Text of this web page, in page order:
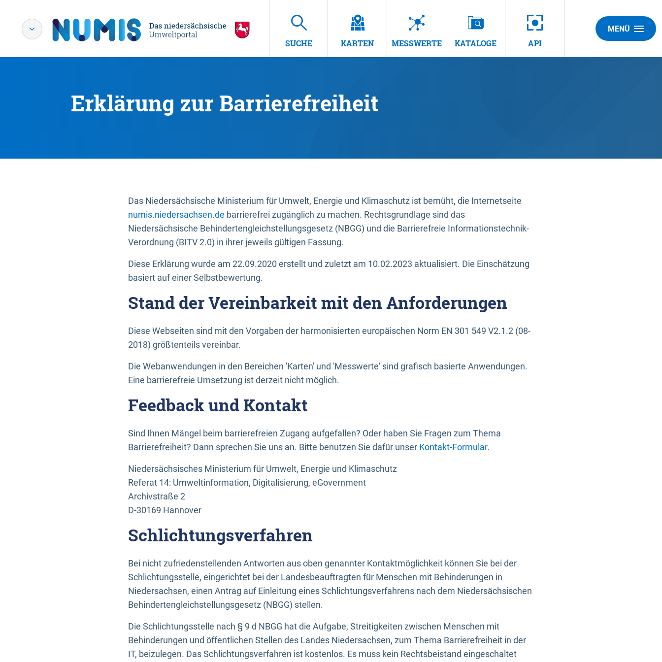
SUCHE KARTEN MESSWERTE KATALOGE API
MENÜ
Erklärung zur Barrierefreiheit
Das Niedersächsische Ministerium für Umwelt, Energie und Klimaschutz ist bemüht, die Internetseite
numis.niedersachsen.de barrierefrei zugänglich zu machen. Rechtsgrundlage sind das
Niedersächsische Behindertengleichstellungsgesetz (NBGG) und die Barrierefreie Informationstechnik-
Verordnung (BITV 2.0) in ihrer jeweils gültigen Fassung.
Diese Erklärung wurde am 22.09.2020 erstellt und zuletzt am 10.02.2023 aktualisiert. Die Einschätzung
basiert auf einer Selbstbewertung.
Stand der Vereinbarkeit mit den Anforderungen
Diese Webseiten sind mit den Vorgaben der harmonisierten europäischen Norm EN 301 549 V2.1.2 (08-
2018) größtenteils vereinbar.
Die Webanwendungen in den Bereichen 'Karten' und 'Messwerte' sind grafisch basierte Anwendungen.
Eine barrierefreie Umsetzung ist derzeit nicht möglich.
Feedback und Kontakt
Sind Ihnen Mängel beim barrierefreien Zugang aufgefallen? Oder haben Sie Fragen zum Thema
Barrierefreiheit? Dann sprechen Sie uns an. Bitte benutzen Sie dafür unser Kontakt-Formular.
Niedersächsisches Ministerium für Umwelt, Energie und Klimaschutz
Referat 14: Umweltinformation, Digitalisierung, eGovernment
Archivstraße 2
D-30169 Hannover
Schlichtungsverfahren
Bei nicht zufriedenstellenden Antworten aus oben genannter Kontaktmöglichkeit können Sie bei der
Schlichtungsstelle, eingerichtet bei der Landesbeauftragten für Menschen mit Behinderungen in
Niedersachsen, einen Antrag auf Einleitung eines Schlichtungsverfahrens nach dem Niedersächsischen
Behindertengleichstellungsgesetz (NBGG) stellen.
Die Schlichtungsstelle nach § 9 d NBGG hat die Aufgabe, Streitigkeiten zwischen Menschen mit
Behinderungen und öffentlichen Stellen des Landes Niedersachsen, zum Thema Barrierefreiheit in der
IT, beizulegen. Das Schlichtungsverfahren ist kostenlos. Es muss kein Rechtsbeistand eingeschaltet